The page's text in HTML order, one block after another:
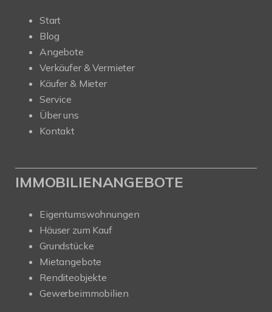
Start
Blog
Angebote
Verkäufer & Vermieter
Käufer & Mieter
Service
Über uns
Kontakt
IMMOBILIENANGEBOTE
Eigentumswohnungen
Häuser zum Kauf
Grundstücke
Mietangebote
Renditeobjekte
Gewerbeimmobilien